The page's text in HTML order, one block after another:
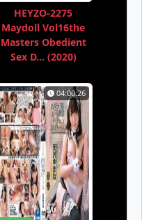
HEYZO-2275
Maydoll Vol16the
Masters Obedient
Sex D... (2020)
04:00:26